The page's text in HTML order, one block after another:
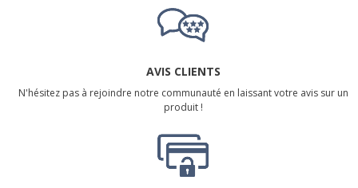
AVIS CLIENTS
N'hésitez pas à rejoindre notre communauté en laissant votre avis sur un
produit !